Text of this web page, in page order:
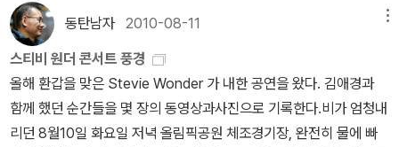
동탄남자 2010-08-11
스티비 원더 콘서트 풍경
올해 환갑을 맞은 Stevie Wonder 가 내한 공연을 왔다. 김애경과
함께 했던 순간들을 몇 장의 동영상과사진으로 기록한다.비가 엄청내
리던 8월10일 화요일 저녁 올림픽공원 체조경기장, 완전히 물에 빠